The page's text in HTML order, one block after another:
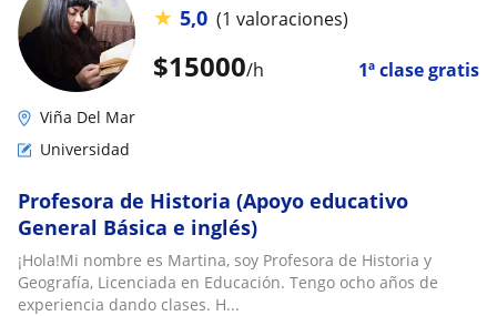
$15000/h 1ª clase gratis
★ 5,0 (1 valoraciones)
Viña Del Mar
Universidad
Profesora de Historia (Apoyo educativo
General Básica e inglés)
¡Hola!Mi nombre es Martina, soy Profesora de Historia y
Geografía, Licenciada en Educación. Tengo ocho años de
experiencia dando clases. H...